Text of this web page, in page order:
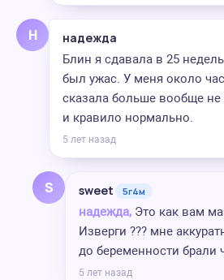
Н надежда
Блин я сдавала в 25
был ужас. У меня около
сказала больше вообще не
и кравило нормально.
5 лет назад
S sweet 5г4м
надежда, Это как вам
Изверги ??? мне
до беременности брали
5 лет назад